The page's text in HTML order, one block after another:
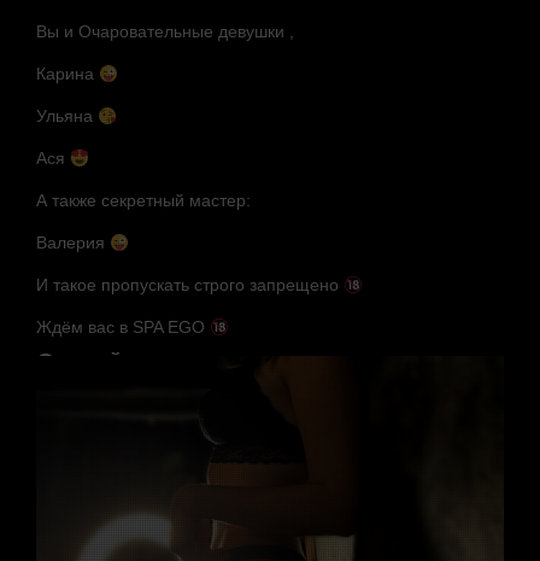
Вы и Очаровательные девушки ,
Карина
Ульяна
Ася
А также секретный мастер:
Валерия
И такое пропускать строго запрещено
Ждём вас в SPA EGO
Случайные мастера